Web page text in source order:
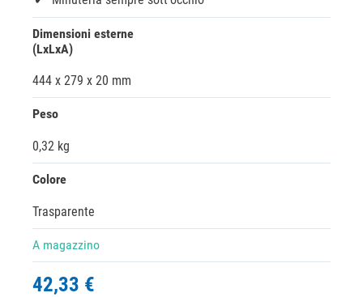
Dimensioni esterne
(LxLxA)
444 x 279 x 20 mm
Peso
0,32 kg
Colore
Trasparente
A magazzino
42,33 €